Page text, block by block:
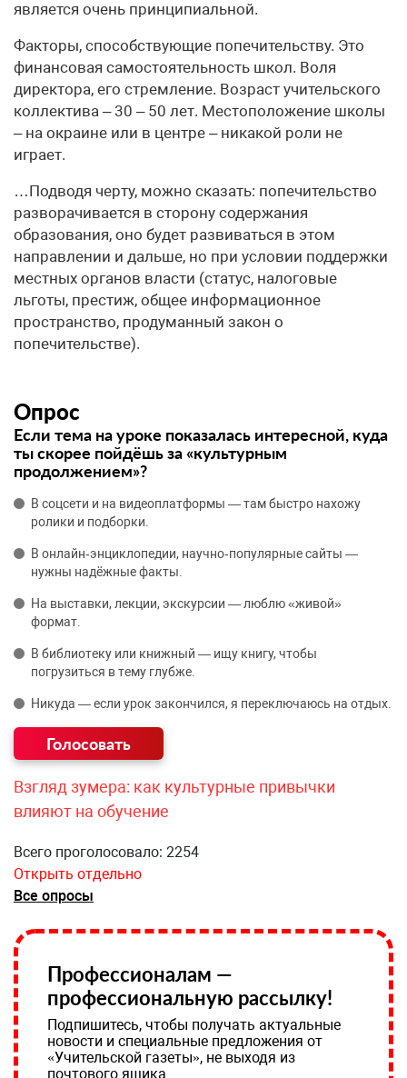
является очень принципиальной.
Факторы, способствующие попечительству. Это
финансовая самостоятельность школ. Воля
директора, его стремление. Возраст учительского
коллектива – 30 – 50 лет. Местоположение школы
– на окраине или в центре – никакой роли не
играет.
…Подводя черту, можно сказать: попечительство
разворачивается в сторону содержания
образования, оно будет развиваться в этом
направлении и дальше, но при условии поддержки
местных органов власти (статус, налоговые
льготы, престиж, общее информационное
пространство, продуманный закон о
попечительстве).
Опрос
Если тема на уроке показалась интересной, куда
ты скорее пойдёшь за «культурным
продолжением»?
В соцсети и на видеоплатформы — там быстро нахожу
ролики и подборки.
В онлайн‑энциклопедии, научно‑популярные сайты —
нужны надёжные факты.
На выставки, лекции, экскурсии — люблю «живой»
формат.
В библиотеку или книжный — ищу книгу, чтобы
погрузиться в тему глубже.
Никуда — если урок закончился, я переключаюсь на отдых.
Взгляд зумера: как культурные привычки
влияют на обучение
Всего проголосовало: 2254
Открыть отдельно
Все опросы
Профессионалам —
профессиональную рассылку!
Подпишитесь, чтобы получать актуальные
новости и специальные предложения от
«Учительской газеты», не выходя из
почтового ящика